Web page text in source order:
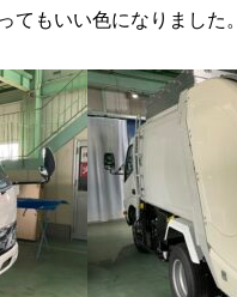
てもいい色になりました。